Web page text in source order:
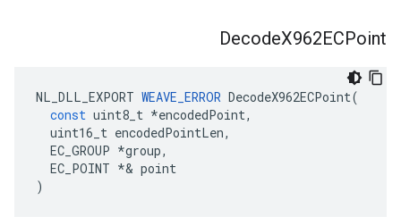
DecodeX962ECPoint
NL_DLL_EXPORT WEAVE_ERROR DecodeX962ECPoint(
const uint8_t *encodedPoint,
uint16_t encodedPointLen,
EC_GROUP *group,
EC_POINT *& point
)